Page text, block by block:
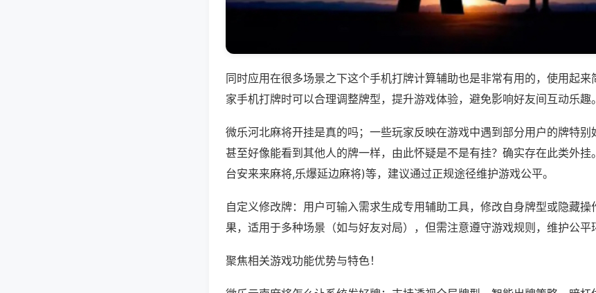
同时应用在很多场景之下这个手机打牌计算辅助也是非常有用的，使用起来
家手机打牌时可以合理调整牌型，提升游戏体验，避免影响好友间互动乐趣。
微乐河北麻将开挂是真的吗；一些玩家反映在游戏中遇到部分用户的牌特别
甚至好像能看到其他人的牌一样，由此怀疑是不是有挂？确实存在此类外挂
台安来来麻将,乐爆延边麻将)等，建议通过正规途径维护游戏公平。
自定义修改牌：用户可输入需求生成专用辅助工具，修改自身牌型或隐藏操
果，适用于多种场景（如与好友对局），但需注意遵守游戏规则，维护公平
聚焦相关游戏功能优势与特色！